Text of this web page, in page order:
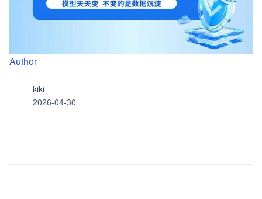
Author
kiki
2026-04-30